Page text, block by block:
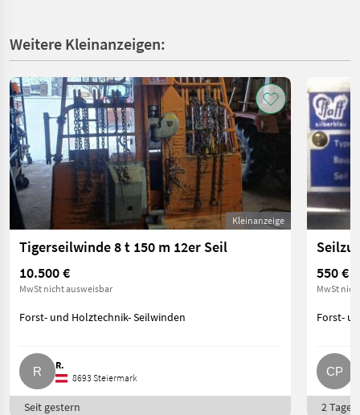
Weitere Kleinanzeigen:
Kleinanzeige
Tigerseilwinde 8 t 150 m 12er Seil
10.500 €
MwSt nicht ausweisbar
Forst- und Holztechnik- Seilwinden
R.
8693 Steiermark
Seit gestern
550 €
MwSt
Forst-
2 Tage